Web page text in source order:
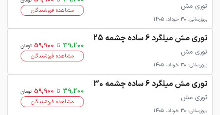
توری مش
بروزرسانی: 30 خرداد، 1405
مشاهده فروشندگان
توری مش میلگرد 6 ساده چشمه 25
توری مش
بروزرسانی: 30 خرداد، 1405
39,200 تا 59,900 تومان
مشاهده فروشندگان
توری مش میلگرد 6 ساده چشمه 30
توری مش
بروزرسانی: 30 خرداد، 1405
39,200 تا 59,900 تومان
مشاهده فروشندگان